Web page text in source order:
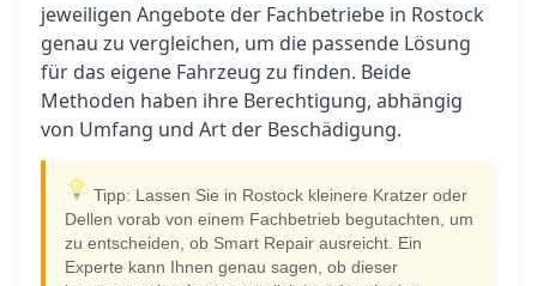
jeweiligen Angebote der Fachbetriebe in Rostock
genau zu vergleichen, um die passende Lösung
für das eigene Fahrzeug zu finden. Beide
Methoden haben ihre Berechtigung, abhängig
von Umfang und Art der Beschädigung.
Tipp: Lassen Sie in Rostock kleinere Kratzer oder
Dellen vorab von einem Fachbetrieb begutachten, um
zu entscheiden, ob Smart Repair ausreicht. Ein
Experte kann Ihnen genau sagen, ob dieser